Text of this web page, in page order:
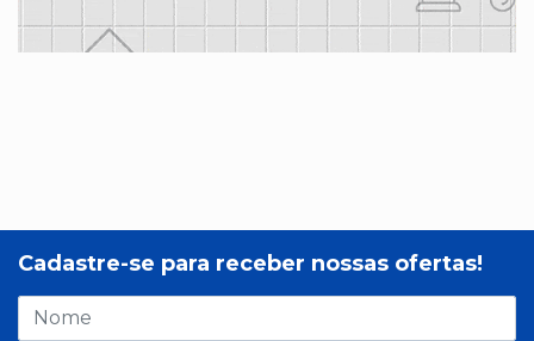
Cadastre-se para receber nossas ofertas!